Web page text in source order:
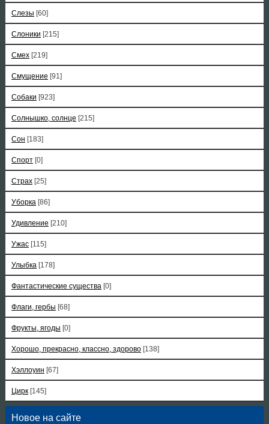
Слезы [60]
Слоники [215]
Смех [219]
Смущение [91]
Собаки [923]
Солнышко, солнце [215]
Сон [183]
Спорт [0]
Страх [25]
Уборка [86]
Удивление [210]
Ужас [115]
Улыбка [178]
Фантастические существа [0]
Флаги, гербы [68]
Фрукты, ягоды [0]
Хорошо, прекрасно, классно, здорово [138]
Хэллоуин [67]
Цирк [145]
Новое на сайте